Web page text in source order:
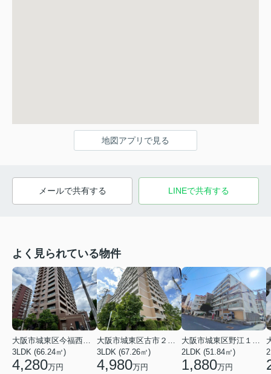
地図アプリで見る
メールで共有する LINEで共有する
よく見られている物件
大阪市城東区今福西６丁目
3LDK (66.24㎡)
4,280万円
大阪市城東区古市２丁目
3LDK (67.26㎡)
4,980万円
大阪市城東区野江１丁目
2LDK (51.84㎡)
1,880万円